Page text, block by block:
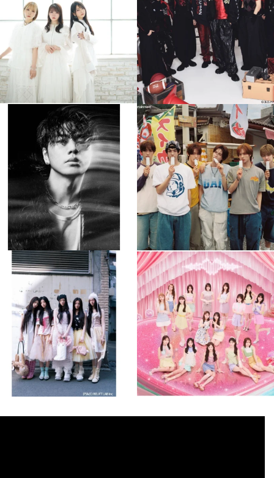
8月 4
4 0
8月 4
4 0
musicjapantv
💡8月特番放送決定！
...
8月 4
305 0
musicjapantv
💡8月特番放送決定！
...
8月 4
5 0
musicjapantv
💡8月特番放送決定！
8月 4
2 0
musicjapantv
💡8月特番放送決定！
...
8月 4
2 0